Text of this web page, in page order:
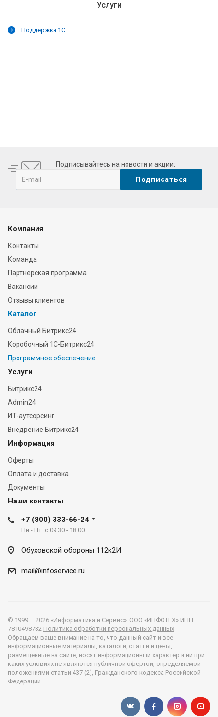
Услуги
Поддержка 1С
Подписывайтесь на новости и акции:
Компания
Контакты
Команда
Партнерская программа
Вакансии
Отзывы клиентов
Каталог
Облачный Битрикс24
Коробочный 1С-Битрикс24
Программное обеспечение
Услуги
Битрикс24
Admin24
ИТ-аутсорсинг
Внедрение Битрикс24
Информация
Оферты
Оплата и доставка
Документы
Наши контакты
+7 (800) 333-66-24
Пн - Пт: с 09.30 - 18.00
Обуховской обороны 112к2И
mail@infoservice.ru
© 1999 – 2026 «Информатика и Сервис», ООО «ИНФОТЕХ» ИНН
7810498732 Политика обработки персональных данных
Обращаем ваше внимание на то, что данный сайт и все
информационные материалы, каталоги, статьи и цены,
размещенные на сайте, носят информационный характер и ни при
каких условиях не являются публичной офертой, определяемой
положениями статьи 437 (2), Гражданского кодекса Российской
Федерации.